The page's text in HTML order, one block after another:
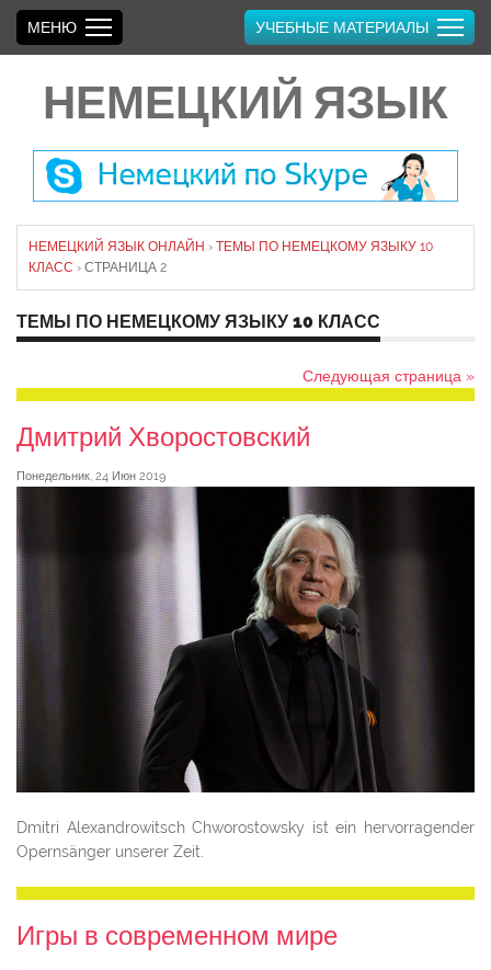
НЕМЕЦКИЙ ЯЗЫК
МЕНЮ УЧЕБНЫЕ МАТЕРИАЛЫ
НЕМЕЦКИЙ ЯЗЫК ОНЛАЙН › ТЕМЫ ПО НЕМЕЦКОМУ ЯЗЫКУ 10
КЛАСС › СТРАНИЦА 2
ТЕМЫ ПО НЕМЕЦКОМУ ЯЗЫКУ 10 КЛАСС
Следующая страница »
Дмитрий Хворостовский
Понедельник, 24 Июн 2019
Dmitri Alexandrowitsch Chworostowsky ist ein hervorragender
Opernsänger unserer Zeit.
Игры в современном мире